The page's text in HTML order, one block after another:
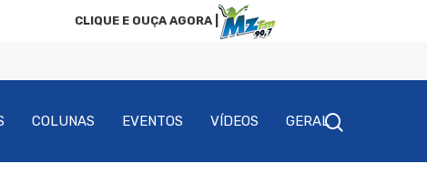
CLIQUE E OUÇA AGORA |
COLUNAS EVENTOS VÍDEOS GERAL